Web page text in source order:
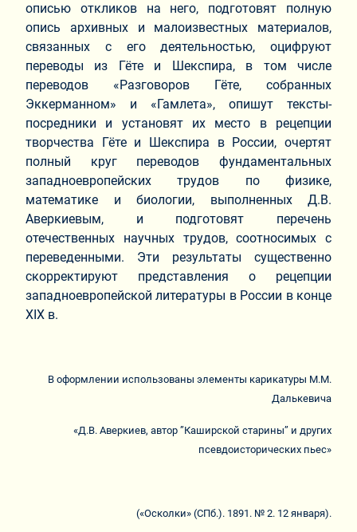
описью откликов на него, подготовят полную
опись архивных и малоизвестных материалов,
связанных с его деятельностью, оцифруют
переводы из Гёте и Шекспира, в том числе
переводов «Разговоров Гёте, собранных
Эккерманном» и «Гамлета», опишут тексты-
посредники и установят их место в рецепции
творчества Гёте и Шекспира в России, очертят
полный круг переводов фундаментальных
западноевропейских трудов по физике,
математике и биологии, выполненных Д.В.
Аверкиевым, и подготовят перечень
отечественных научных трудов, соотносимых с
переведенными. Эти результаты существенно
скорректируют представления о рецепции
западноевропейской литературы в России в конце
XIX в.
В оформлении использованы элементы карикатуры М.М.
Далькевича
«Д.В. Аверкиев, автор ”Каширской старины” и других
псевдоисторических пьес»
(«Осколки» (СПб.). 1891. № 2. 12 января).